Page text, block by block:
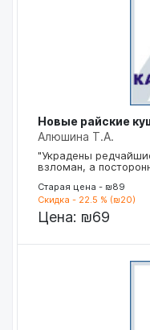
Новые райские
Алюшина Т.А.
"Украдены
взломан, а
Старая цена - ₪89
Скидка - 22.5 % (₪20)
Цена: ₪69